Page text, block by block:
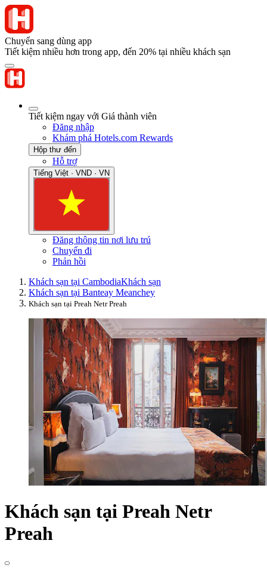
Chuyển sang dùng app
Tiết kiệm nhiều hơn trong app, đến 20% tại nhiều khách sạn
Tiết kiệm ngay với Giá thành viên
Đăng nhập
Khám phá Hotels.com Rewards
Hộp thư đến
Hỗ trợ
Tiếng Việt · VND · VN
Đăng thông tin nơi lưu trú
Chuyến đi
Phản hồi
Khách sạn tại CambodiaKhách sạn
Khách sạn tại Banteay Meanchey
Khách sạn tại Preah Netr Preah
Khách sạn tại Preah Netr
Preah